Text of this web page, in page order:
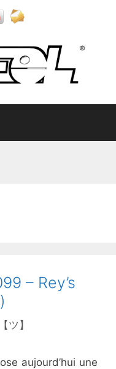
– Rey’s
ツ】
aujourd’hui une